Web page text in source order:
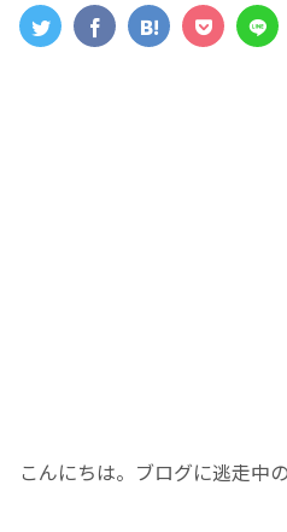
こんにちは。ブログに逃走中